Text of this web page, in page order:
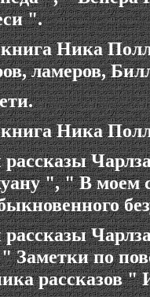
".
Ника
ламеров,
Ника
", " В моем
Заметки по
рассказов "